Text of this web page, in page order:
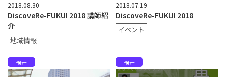
2018.08.30
DiscoveRe-FUKUI 2018 講師紹
介
地域情報
2018.07.19
DiscoveRe-FUKUI 2018
イベント
福井 福井